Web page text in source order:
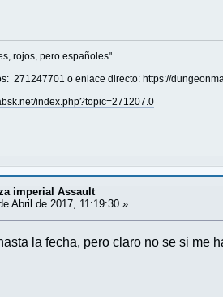
rojos, pero españoles".
271247701 o enlace directo:https://
index.php?topic=271207.0
imperial Assault
Abril de 2017, 11:19:30 »
la fecha, pero claro no se si me